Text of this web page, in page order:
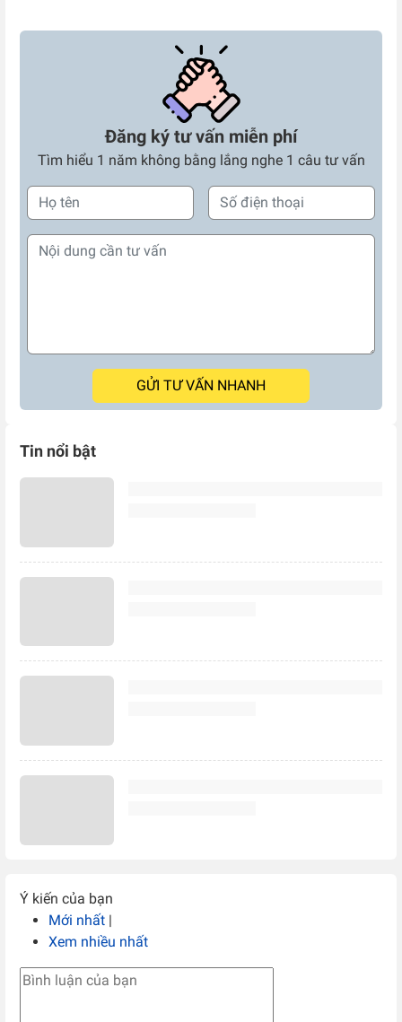
Đăng ký tư vấn miễn phí
Tìm hiểu 1 năm không bằng lắng nghe 1 câu tư vấn
GỬI TƯ VẤN NHANH
Tin nổi bật
Ý kiến của bạn
Mới nhất |
Xem nhiều nhất